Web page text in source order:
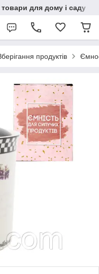
товари для дому і саду
продуктів